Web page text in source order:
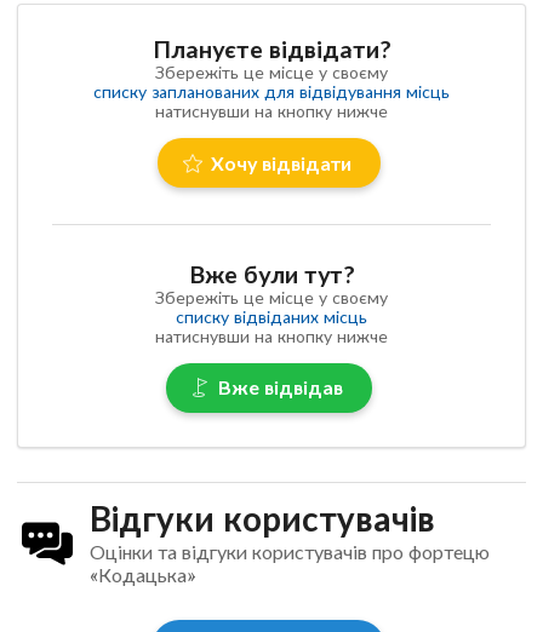
Плануєте відвідати?
Збережіть це місце у своєму
списку запланованих для відвідування місць
натиснувши на кнопку нижче
Хочу відвідати
Вже були тут?
Збережіть це місце у своєму
списку відвіданих місць
натиснувши на кнопку нижче
Вже відвідав
Відгуки користувачів
Оцінки та відгуки користувачів про фортецю
«Кодацька»